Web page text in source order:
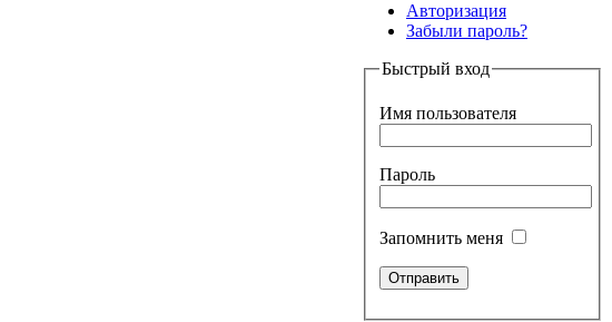
Авторизация
Забыли пароль?
Быстрый вход
Имя пользователя
Пароль
Запомнить меня